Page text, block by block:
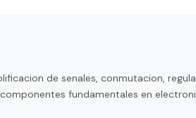
de senales, conmutacion,
fundamentales en